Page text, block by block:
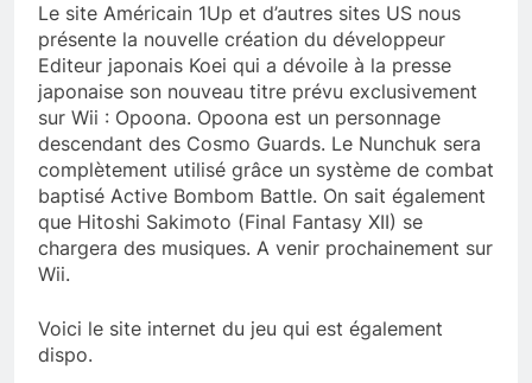
Le site Américain 1Up et d’autres sites US nous
présente la nouvelle création du développeur
Editeur japonais Koei qui a dévoile à la presse
japonaise son nouveau titre prévu exclusivement
sur Wii : Opoona. Opoona est un personnage
descendant des Cosmo Guards. Le Nunchuk sera
complètement utilisé grâce un système de combat
baptisé Active Bombom Battle. On sait également
que Hitoshi Sakimoto (Final Fantasy XII) se
chargera des musiques. A venir prochainement sur
Wii.
Voici le site internet du jeu qui est également
dispo.